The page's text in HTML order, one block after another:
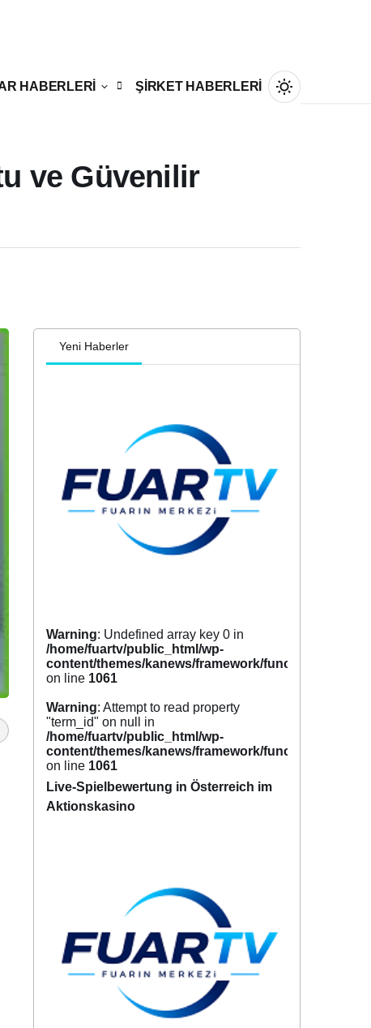
HABERLERİ ŞİRKET HABERLERİ
Sistem Modu
Sistem modunu seçin.
ve Güvenilir
Yeni Haberler
Warning: Undefined array key 0 in
/home/fuartv/public_html/wp-
content/themes/kanews/framework/functions/
on line 1061
Warning: Attempt to read property
"term_id" on null in
/home/fuartv/public_html/wp-
content/themes/kanews/framework/functions/
on line 1061
Live-Spielbewertung in Österreich im
Aktionskasino